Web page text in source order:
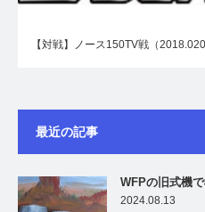
【対戦】ノース150TV戦（
最近の記事
WFPの旧式機
2024.08.13